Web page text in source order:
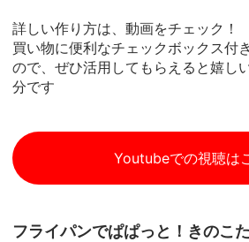
詳しい作り方は、動画をチェック！
買い物に便利なチェックボックス付
ので、ぜひ活用してもらえると嬉
分です
Youtubeでの視聴は
フライパンでぱぱっと！きのこ